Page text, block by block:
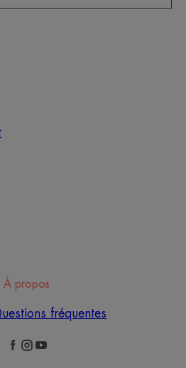
À propos
fréquentes